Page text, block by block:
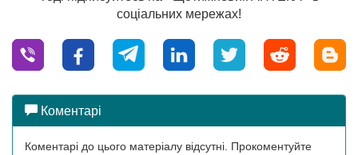
соціальних мережах!
Коментарі
Коментарі до цього матеріалу відсутні. Прокоментуйте